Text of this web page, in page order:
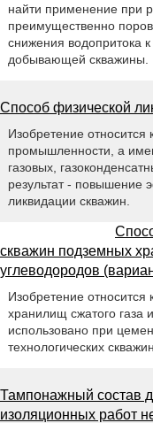
найти применение при
преимущественно
снижения водопритока
добывающей скважины.
Способ физической
Изобретение
промышленности, а
газовых,
результат - повышение
ликвидации скважин.
скважин подземных
углеводородов
Изобретение относится
хранилищ сжатого газа
использовано при
технологических скважин.
Тампонажный состав
изоляционных работ